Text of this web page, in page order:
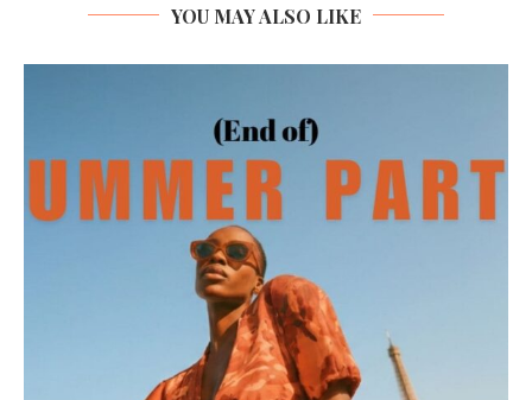
YOU MAY ALSO LIKE